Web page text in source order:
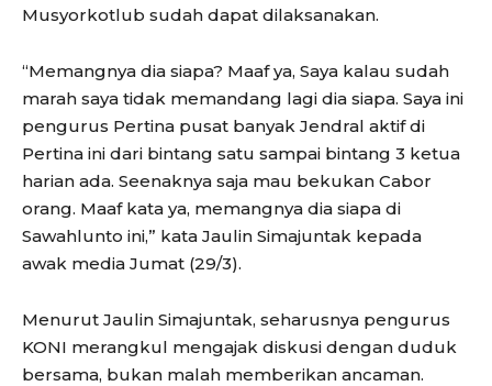
Musyorkotlub sudah dapat dilaksanakan.
“Memangnya dia siapa? Maaf ya, Saya kalau sudah
marah saya tidak memandang lagi dia siapa. Saya ini
pengurus Pertina pusat banyak Jendral aktif di
Pertina ini dari bintang satu sampai bintang 3 ketua
harian ada. Seenaknya saja mau bekukan Cabor
orang. Maaf kata ya, memangnya dia siapa di
Sawahlunto ini,” kata Jaulin Simajuntak kepada
awak media Jumat (29/3).
Menurut Jaulin Simajuntak, seharusnya pengurus
KONI merangkul mengajak diskusi dengan duduk
bersama, bukan malah memberikan ancaman.